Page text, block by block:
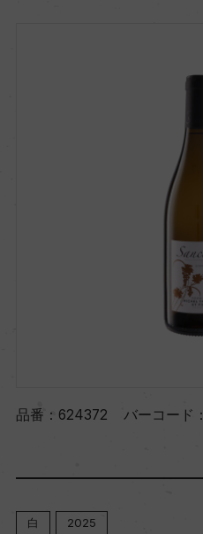
品番： 624372 バーコード：
白 2025